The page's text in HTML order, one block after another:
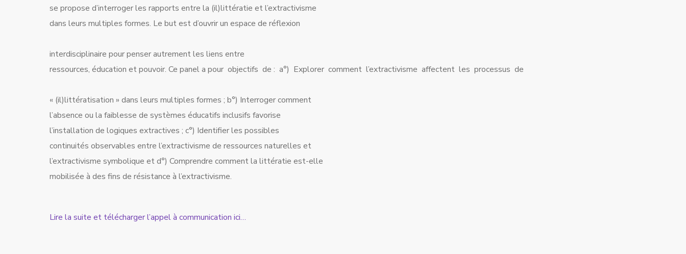
se propose d’interroger les rapports entre la (il)littératie et l’extractivisme
dans leurs multiples formes. Le but est d’ouvrir un espace de réflexion
interdisciplinaire pour penser autrement les liens entre
ressources, éducation et pouvoir. Ce panel a pour objectifs de : a°) Explorer comment l’extractivisme affectent les processus de
« (il)littératisation » dans leurs multiples formes ; b°) Interroger comment
l’absence ou la faiblesse de systèmes éducatifs inclusifs favorise
l’installation de logiques extractives ; c°) Identifier les possibles
continuités observables entre l’extractivisme de ressources naturelles et
l’extractivisme symbolique et d°) Comprendre comment la littératie est-elle
mobilisée à des fins de résistance à l’extractivisme.
Lire la suite et télécharger l’appel à communication ici…